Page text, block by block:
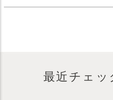
最近チェッ